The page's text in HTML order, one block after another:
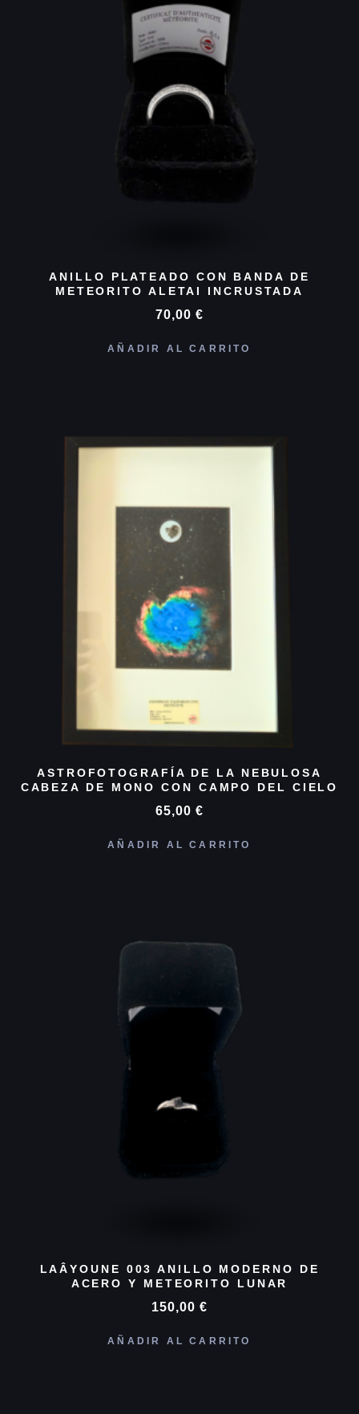
ANILLO PLATEADO CON BANDA DE
METEORITO ALETAI INCRUSTADA
70,00 €
AÑADIR AL CARRITO
ASTROFOTOGRAFÍA DE LA NEBULOSA
CABEZA DE MONO CON CAMPO DEL CIELO
65,00 €
AÑADIR AL CARRITO
LAÂYOUNE 003 ANILLO MODERNO DE
ACERO Y METEORITO LUNAR
150,00 €
AÑADIR AL CARRITO